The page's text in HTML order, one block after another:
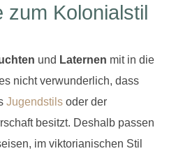
zum Kolonialstil
und Laternen mit in die
nicht verwunderlich, dass
Jugendstils oder der
besitzt. Deshalb passen
im viktorianischen Stil